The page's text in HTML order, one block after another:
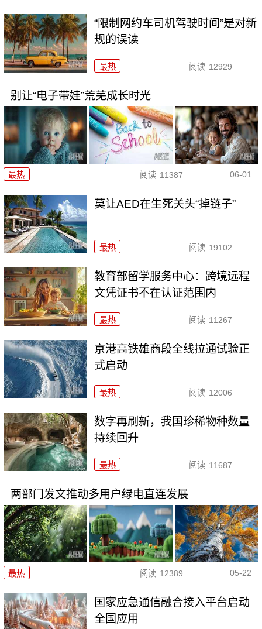
“限制网约车司机驾驶时间”是对新
规的误读
最热 阅读 12929
别让“电子带娃”荒芜成长时光
最热 阅读 11387 06-01
莫让AED在生死关头“掉链子”
最热 阅读 19102
教育部留学服务中心：跨境远程
文凭证书不在认证范围内
最热 阅读 11267
京港高铁雄商段全线拉通试验正
式启动
最热 阅读 12006
数字再刷新，我国珍稀物种数量
持续回升
最热 阅读 11687
两部门发文推动多用户绿电直连发展
最热 阅读 12389 05-22
国家应急通信融合接入平台启动
全国应用